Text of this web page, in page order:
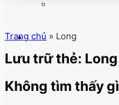
Trang chủ » Long
Lưu trữ thẻ: Long
Không tìm thấy gì